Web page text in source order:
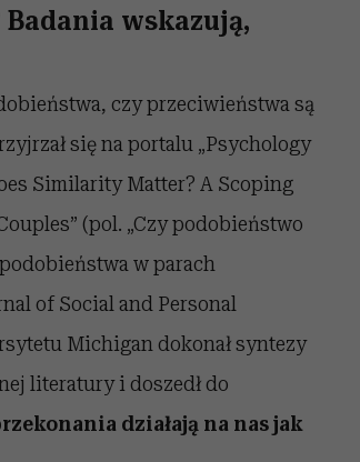
wskazują,
czy przeciwieństwa są
się na portalu „Psychology
Similarity Matter? A Scoping
(pol. „Czy podobieństwo
w parach
of Social and Personal
Michigan dokonał syntezy
literatury i doszedł do
działają na nas jak